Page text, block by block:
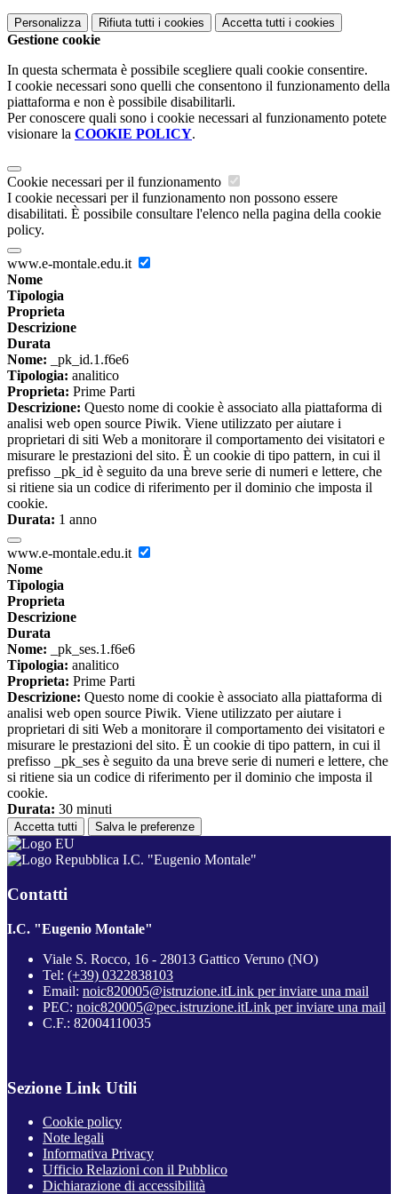
Personalizza Rifiuta tutti i cookies Accetta tutti i cookies
Gestione cookie
In questa schermata è possibile scegliere quali cookie consentire.
I cookie necessari sono quelli che consentono il funzionamento della
piattaforma e non è possibile disabilitarli.
Per conoscere quali sono i cookie necessari al funzionamento potete
visionare la COOKIE POLICY.
Cookie necessari per il funzionamento
I cookie necessari per il funzionamento non possono essere
disabilitati. È possibile consultare l'elenco nella pagina della cookie
policy.
www.e-montale.edu.it
Nome
Tipologia
Proprieta
Descrizione
Durata
Nome: _pk_id.1.f6e6
Tipologia: analitico
Proprieta: Prime Parti
Descrizione: Questo nome di cookie è associato alla piattaforma di
analisi web open source Piwik. Viene utilizzato per aiutare i
proprietari di siti Web a monitorare il comportamento dei visitatori e
misurare le prestazioni del sito. È un cookie di tipo pattern, in cui il
prefisso _pk_id è seguito da una breve serie di numeri e lettere, che
si ritiene sia un codice di riferimento per il dominio che imposta il
cookie.
Durata: 1 anno
www.e-montale.edu.it
Nome
Tipologia
Proprieta
Descrizione
Durata
Nome: _pk_ses.1.f6e6
Tipologia: analitico
Proprieta: Prime Parti
Descrizione: Questo nome di cookie è associato alla piattaforma di
analisi web open source Piwik. Viene utilizzato per aiutare i
proprietari di siti Web a monitorare il comportamento dei visitatori e
misurare le prestazioni del sito. È un cookie di tipo pattern, in cui il
prefisso _pk_ses è seguito da una breve serie di numeri e lettere, che
si ritiene sia un codice di riferimento per il dominio che imposta il
cookie.
Durata: 30 minuti
Accetta tutti Salva le preferenze
I.C. "Eugenio Montale"
Contatti
I.C. "Eugenio Montale"
Viale S. Rocco, 16 - 28013 Gattico Veruno (NO)
Tel: (+39) 0322838103
Email: noic820005@istruzione.itLink per inviare una mail
PEC: noic820005@pec.istruzione.itLink per inviare una mail
C.F.: 82004110035
Sezione Link Utili
Cookie policy
Note legali
Informativa Privacy
Ufficio Relazioni con il Pubblico
Dichiarazione di accessibilità